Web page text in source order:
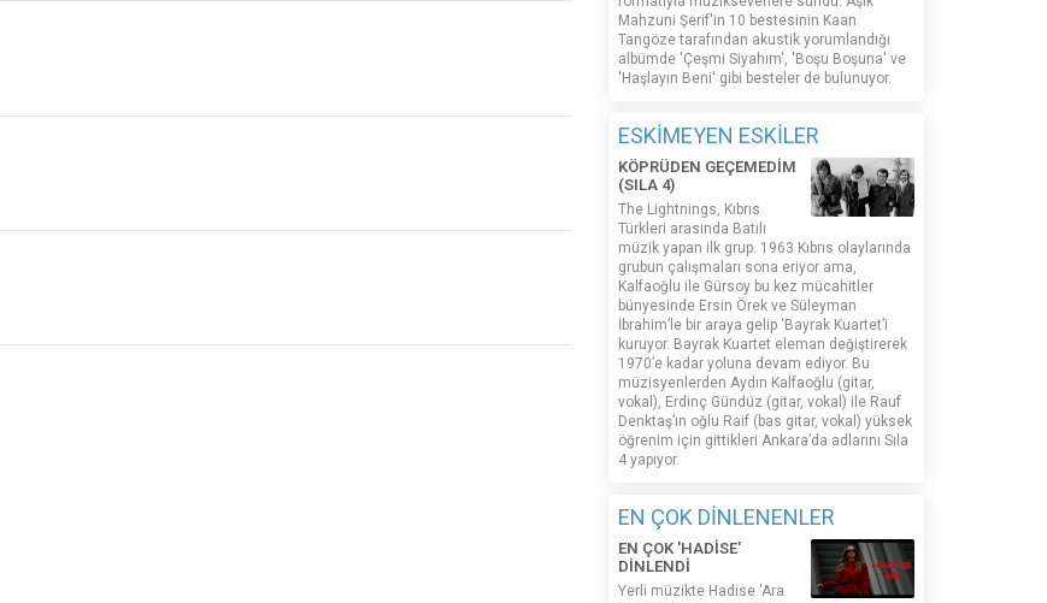
Mahzuni Şerif'in 10 bestesinin Kaan
Tangöze tarafından akustik yorumlandığı
albümde 'Çeşmi Siyahım', 'Boşu Boşuna' ve
'Haşlayın Beni' gibi besteler de bulunuyor.
ESKİMEYEN ESKİLER
KÖPRÜDEN GEÇEMEDİM
(SILA 4)
The Lightnings, Kıbrıs
Türkleri arasında Batılı
müzik yapan ilk grup. 1963 Kıbrıs olaylarında
grubun çalışmaları sona eriyor ama,
Kalfaoğlu ile Gürsoy bu kez mücahitler
bünyesinde Ersin Örek ve Süleyman
İbrahim’le bir araya gelip ‘Bayrak Kuartet’i
kuruyor. Bayrak Kuartet eleman değiştirerek
1970’e kadar yoluna devam ediyor. Bu
müzisyenlerden Aydın Kalfaoğlu (gitar,
vokal), Erdinç Gündüz (gitar, vokal) ile Rauf
Denktaş’ın oğlu Raif (bas gitar, vokal) yüksek
öğrenim için gittikleri Ankara’da adlarını Sıla
4 yapıyor.
EN ÇOK DİNLENENLER
EN ÇOK 'HADİSE'
DİNLENDİ
Yerli müzikte Hadise 'Ara